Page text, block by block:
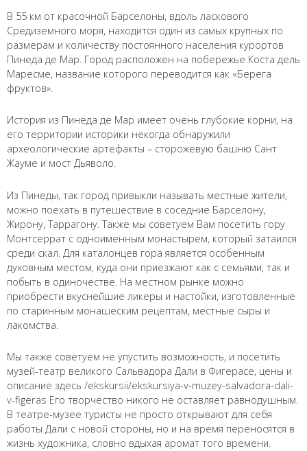
В 55 км от красочной Барселоны, вдоль ласкового
Средиземного моря, находится один из самых крупных по
размерам и количеству постоянного населения курортов
Пинеда де Мар. Город расположен на побережье Коста дель
Маресме, название которого переводится как «Берега
фруктов».
История из Пинеда де Мар имеет очень глубокие корни, на
его территории историки некогда обнаружили
археологические артефакты – сторожевую башню Сант
Жауме и мост Дьяволо.
Из Пинеды, так город привыкли называть местные жители,
можно поехать в путешествие в соседние Барселону,
Жирону, Таррагону. Также мы советуем Вам посетить гору
Монтсеррат с одноименным монастырем, который затаился
среди скал. Для каталонцев гора является особенным
духовным местом, куда они приезжают как с семьями, так и
побыть в одиночестве. На местном рынке можно
приобрести вкуснейшие ликеры и настойки, изготовленные
по старинным монашеским рецептам, местные сыры и
лакомства.
Мы также советуем не упустить возможность, и посетить
музей-театр великого Сальвадора Дали в Фигерасе, цены и
описание здесь /ekskursii/ekskursiya-v-muzey-salvadora-dali-
v-figeras Его творчество никого не оставляет равнодушным.
В театре-музее туристы не просто открывают для себя
работы Дали с новой стороны, но и на время переносятся в
жизнь художника, словно вдыхая аромат того времени.